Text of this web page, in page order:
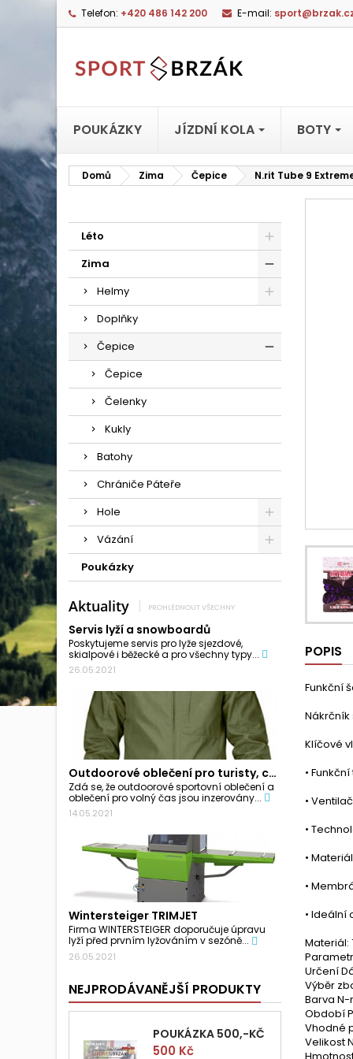
Telefon: +420 486 142 200 E-mail:
POUKÁZKY JÍZDNÍ KOLA BOTY
Domů Zima Čepice N.rit Tube 9
Léto
Zima
Helmy
Doplňky
Čepice
Čepice
Čelenky
Kukly
Batohy
Chrániče Páteře
Hole
Vázání
Poukázky
Aktuality PROHLÉDNOUT VŠECHNY
Servis lyží a snowboardů
Poskytujeme servis pro lyže sjezdové,
skialpové i běžecké a pro všechny typy...
26.05.2021
Outdoorové oblečení pro turisty, cyklisty a...
Zdá se, že outdoorové sportovní oblečení a
oblečení pro volný čas jsou inzerovány...
14.05.2021
Wintersteiger TRIMJET
Firma WINTERSTEIGER doporučuje úpravu
lyží před prvním lyžováním v sezóně...
26.05.2021
NEJPRODÁVANĚJŠÍ PRODUKTY
POUKÁZKA 500,-KČ
Cena
500 Kč
POPIS
Funkční
Nákrčník
Klíčové
•
•
•
•
•
• Ideální
Materiál:
Určení
Výběr
Barva N-
Období
Vhodné
Velikost